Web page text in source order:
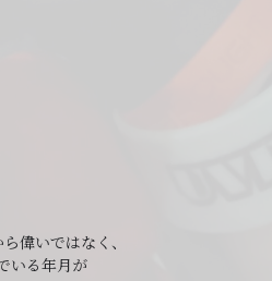
偉いではなく、
いる年月が